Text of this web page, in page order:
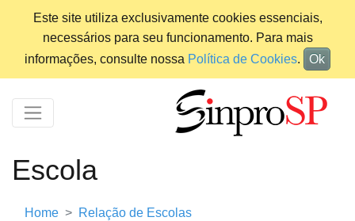
Este site utiliza exclusivamente cookies essenciais,
necessários para seu funcionamento. Para mais
informações, consulte nossa Política de Cookies. Ok
Escola
Home
Relação de Escolas